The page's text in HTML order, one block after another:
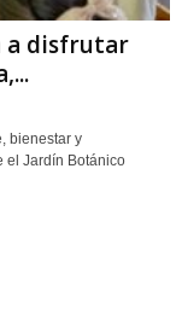
a disfrutar
bienestar y
el Jardín Botánico